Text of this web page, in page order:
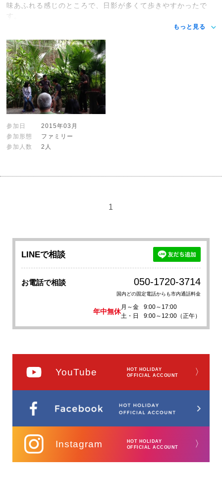
味あふれる感じのところで、日影が多くて歩きやすかったで
す。
もっと見る
参加日
2015年03月
参加形態
ファミリー
参加人数
2人
1
LINEで相談
お電話で相談 050-1720-3714
国内どの固定電話からも市内通話料金
年中無休
月～金
9:00～17:00
土・日
9:00～12:00（正午）
YouTube
HOT HOLIDAY
OFFICIAL ACCOUNT
〉
Instagram
HOT HOLIDAY
OFFICIAL ACCOUNT
〉